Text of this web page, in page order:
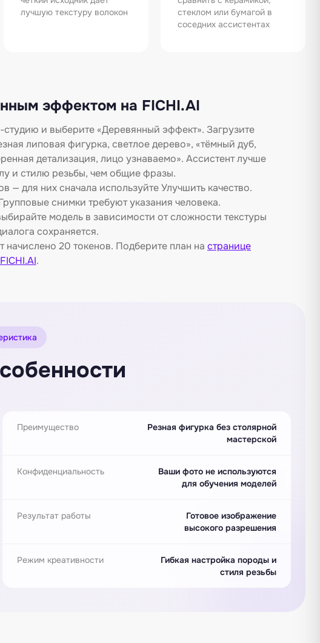
лучшую текстуру волокон
стеклом или бумагой в
соседних ассистентах
эффектом на FICHI.AI
и выберите «Деревянный эффект». Загрузите
липовая фигурка, светлое дерево», «тёмный дуб,
детализация, лицо узнаваемо». Ассистент лучше
и стилю резьбы, чем общие фразы.
— для них сначала используйте Улучшить качество.
снимки требуют указания человека.
модель в зависимости от сложности текстуры
сохраняется.
20 токенов. Подберите план на странице
.
Преимущество
Резная фигурка без столярной
мастерской
Конфиденциальность
Ваши фото не используются
для обучения моделей
Результат работы
Готовое изображение
высокого разрешения
Режим креативности
Гибкая настройка породы и
стиля резьбы